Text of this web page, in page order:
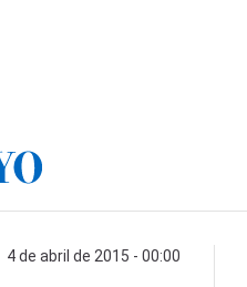
4 de abril de 2015 - 00:00